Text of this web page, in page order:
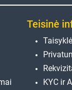
Teisinė
KYC ir